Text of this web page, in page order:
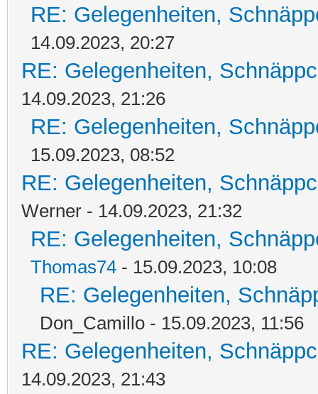
RE: Gelegenheiten,
14.09.2023, 20:27
RE: Gelegenheiten,
14.09.2023, 21:26
RE: Gelegenheiten,
15.09.2023, 08:52
RE: Gelegenheiten,
Werner - 14.09.2023, 21:32
RE: Gelegenheiten,
Thomas74 - 15.09.2023, 10:08
RE: Gelegenheiten,
Don_Camillo - 15.09.2023, 11:56
RE: Gelegenheiten,
14.09.2023, 21:43